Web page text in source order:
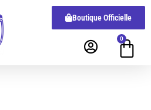
Boutique Officielle
0